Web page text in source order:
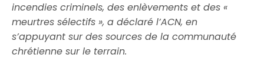
incendies criminels, des enlèvements et des «
meurtres sélectifs », a déclaré l’ACN, en
s’appuyant sur des sources de la communauté
chrétienne sur le terrain.